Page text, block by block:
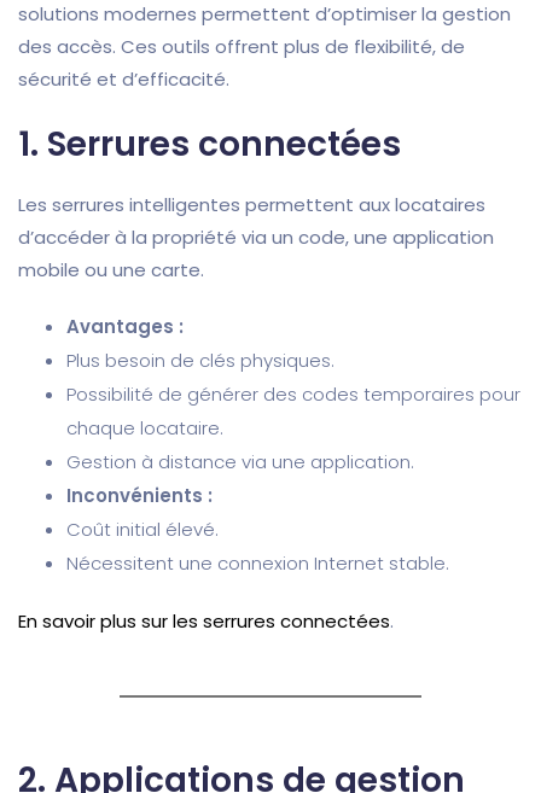
solutions modernes permettent d’optimiser la gestion
des accès. Ces outils offrent plus de flexibilité, de
sécurité et d’efficacité.
1. Serrures connectées
Les serrures intelligentes permettent aux locataires
d’accéder à la propriété via un code, une application
mobile ou une carte.
Avantages :
Plus besoin de clés physiques.
Possibilité de générer des codes temporaires pour
chaque locataire.
Gestion à distance via une application.
Inconvénients :
Coût initial élevé.
Nécessitent une connexion Internet stable.
En savoir plus sur les serrures connectées.
2. Applications de gestion